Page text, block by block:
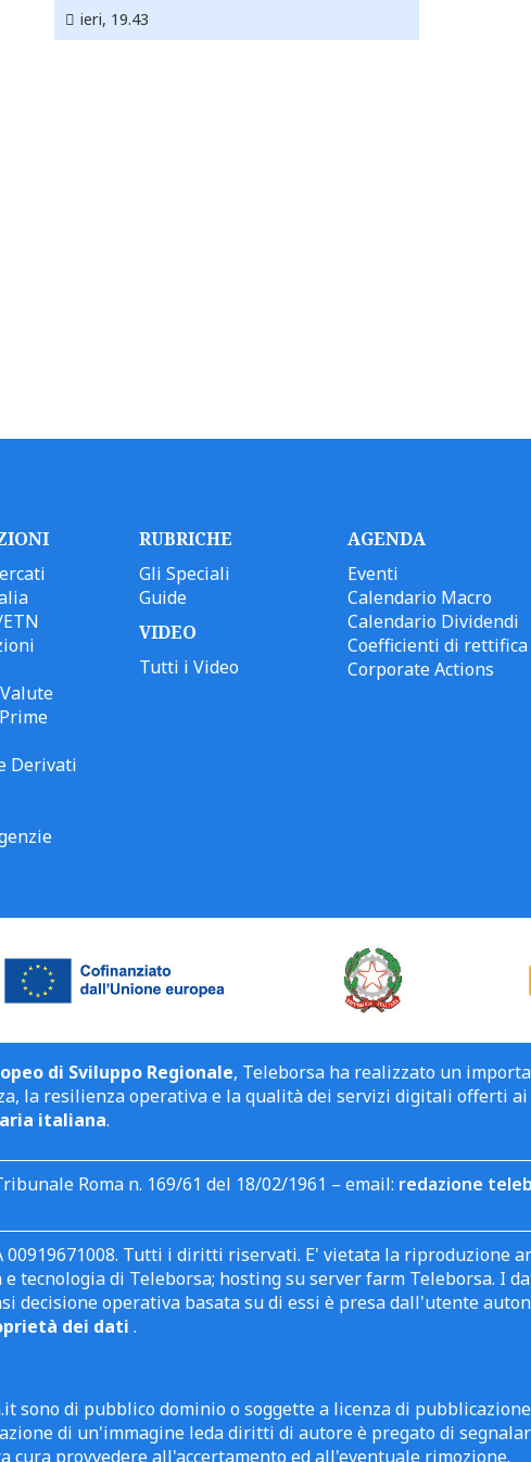
ieri, 19.43
Derivati
RUBRICHE
Gli Speciali
Guide
VIDEO
Tutti i Video
AGENDA
Eventi
Calendario Macro
Calendario Dividendi
Coefficienti di rettifica
Corporate Actions
di Sviluppo Regionale, Teleborsa ha realizzato un
la resilienza operativa e la qualità dei servizi digitali offerti
italiana.
Roma n. 169/61 del 18/02/1961 – email: redazione
00919671008. Tutti i diritti riservati. E' vietata la riproduzione
tecnologia di Teleborsa; hosting su server farm Teleborsa. I
decisione operativa basata su di essi è presa dall'utente
dei dati .
sono di pubblico dominio o soggette a licenza di
di un'immagine leda diritti di autore è pregato di
cura provvedere all'accertamento ed all'eventuale rimozione.